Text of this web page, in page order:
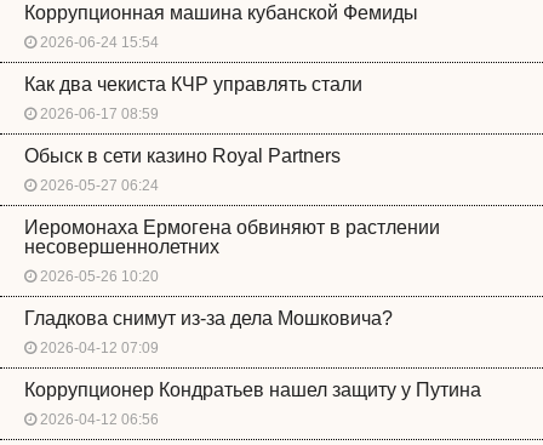
Коррупционная машина кубанской Фемиды
2026-06-24 15:54
Как два чекиста КЧР управлять стали
2026-06-17 08:59
Обыск в сети казино Royal Partners
2026-05-27 06:24
Иеромонаха Ермогена обвиняют в растлении
несовершеннолетних
2026-05-26 10:20
Гладкова снимут из-за дела Мошковича?
2026-04-12 07:09
Коррупционер Кондратьев нашел защиту у Путина
2026-04-12 06:56